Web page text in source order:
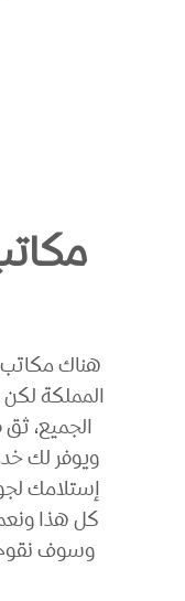
هناك مكاتب
المملكة
الجميع،
ويوفر لك
إستلامك
كل هذا
وسوف